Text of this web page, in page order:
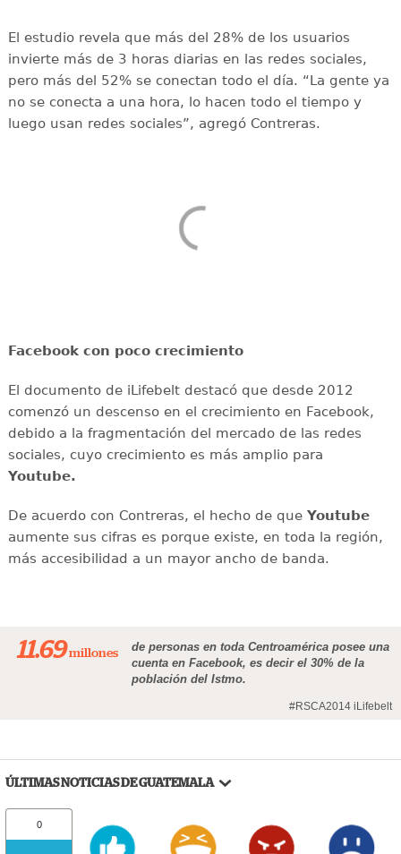
El estudio revela que más del 28% de los usuarios
invierte más de 3 horas diarias en las redes sociales,
pero más del 52% se conectan todo el día. “La gente ya
no se conecta a una hora, lo hacen todo el tiempo y
luego usan redes sociales”, agregó Contreras.
Facebook con poco crecimiento
El documento de iLifebelt destacó que desde 2012
comenzó un descenso en el crecimiento en Facebook,
debido a la fragmentación del mercado de las redes
sociales, cuyo crecimiento es más amplio para
Youtube.
De acuerdo con Contreras, el hecho de que Youtube
aumente sus cifras es porque existe, en toda la región,
más accesibilidad a un mayor ancho de banda.
11.69millones
de personas en toda Centroamérica posee una
cuenta en Facebook, es decir el 30% de la
población del Istmo.
#RSCA2014 iLifebelt
ÚLTIMAS NOTICIAS DE GUATEMALA
0